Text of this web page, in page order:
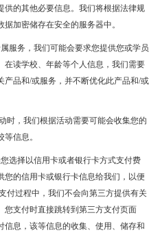
供的其他必要信息。我们将根据法律规
加密储存在安全的服务器中。
服务，我们可能会要求您提供您或学员
在读学校、年龄等个人信息，我们需要
品和/或服务，并不断优化此产品和/或
时，我们根据活动需要可能会收集您的
信息。
选择以信用卡或者银行卡方式支付费
您的信用卡或银行卡信息给我们，以便
付过程中，我们不会向第三方提供有关
您支付时直接跳转到第三方支付页面
息，该等信息的收集、使用、储存和